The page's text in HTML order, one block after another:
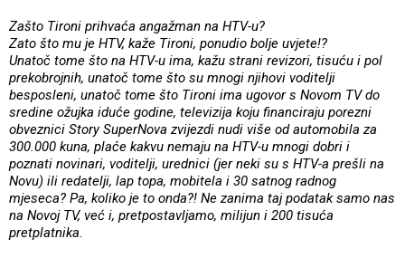
Zašto Tironi prihvaća angažman na HTV-u?
Zato što mu je HTV, kaže Tironi, ponudio bolje uvjete!?
Unatoč tome što na HTV-u ima, kažu strani revizori, tisuću i pol
prekobrojnih, unatoč tome što su mnogi njihovi voditelji
besposleni, unatoč tome što Tironi ima ugovor s Novom TV do
sredine ožujka iduće godine, televizija koju financiraju porezni
obveznici Story SuperNova zvijezdi nudi više od automobila za
300.000 kuna, plaće kakvu nemaju na HTV-u mnogi dobri i
poznati novinari, voditelji, urednici (jer neki su s HTV-a prešli na
Novu) ili redatelji, lap topa, mobitela i 30 satnog radnog
mjeseca? Pa, koliko je to onda?! Ne zanima taj podatak samo nas
na Novoj TV, već i, pretpostavljamo, milijun i 200 tisuća
pretplatnika.